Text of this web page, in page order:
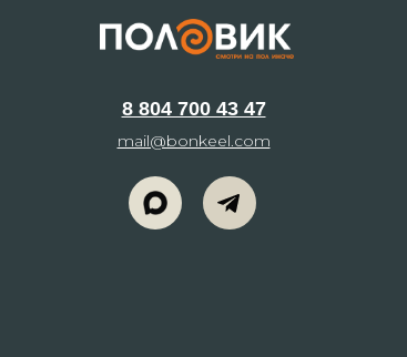
8 804 700 43 47
mail@bonkeel.com